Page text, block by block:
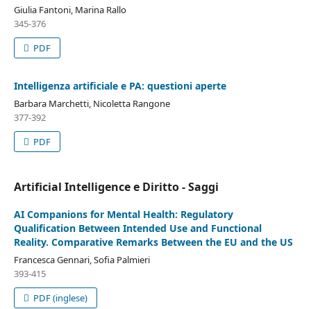
Giulia Fantoni, Marina Rallo
345-376
PDF
Intelligenza artificiale e PA: questioni aperte
Barbara Marchetti, Nicoletta Rangone
377-392
PDF
Artificial Intelligence e Diritto - Saggi
AI Companions for Mental Health: Regulatory
Qualification Between Intended Use and Functional
Reality. Comparative Remarks Between the EU and the US
Francesca Gennari, Sofia Palmieri
393-415
PDF (inglese)